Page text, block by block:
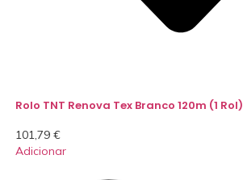
Rolo TNT Renova Tex Branco 120m (1 Rol)
101,79 €
Adicionar